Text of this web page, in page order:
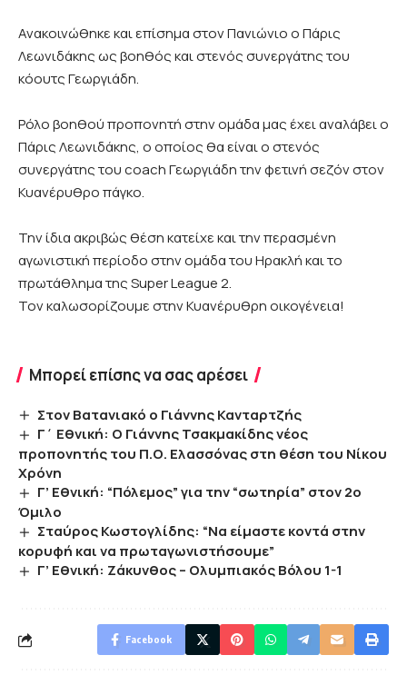
Ανακοινώθηκε και επίσημα στον Πανιώνιο ο Πάρις
Λεωνιδάκης ως βοηθός και στενός συνεργάτης του
κόουτς Γεωργιάδη.
Ρόλο βοηθού προπονητή στην ομάδα μας έχει αναλάβει ο
Πάρις Λεωνιδάκης, ο οποίος θα είναι ο στενός
συνεργάτης του coach Γεωργιάδη την φετινή σεζόν στον
Κυανέρυθρο πάγκο.
Την ίδια ακριβώς θέση κατείχε και την περασμένη
αγωνιστική περίοδο στην ομάδα του Ηρακλή και το
πρωτάθλημα της Super League 2.
Τον καλωσορίζουμε στην Κυανέρυθρη οικογένεια!
Μπορεί επίσης να σας αρέσει
Στον Βατανιακό ο Γιάννης Κανταρτζής
Γ΄ Εθνική: O Γιάννης Τσακμακίδης νέος
προπονητής του Π.Ο. Ελασσόνας στη θέση του Νίκου
Χρόνη
Γ’ Εθνική: “Πόλεμος” για την “σωτηρία” στον 2ο
Όμιλο
Σταύρος Κωστογλίδης: “Να είμαστε κοντά στην
κορυφή και να πρωταγωνιστήσουμε”
Γ’ Εθνική: Ζάκυνθος – Ολυμπιακός Βόλου 1-1
Facebook